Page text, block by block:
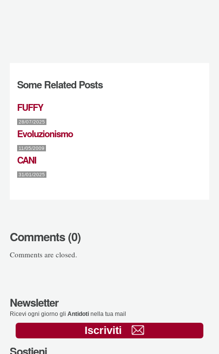
Some Related Posts
FUFFY
28/07/2025
Evoluzionismo
11/05/2009
CANI
31/01/2025
Comments (0)
Comments are closed.
Newsletter
Ricevi ogni giorno gli Antidoti nella tua mail
Iscriviti